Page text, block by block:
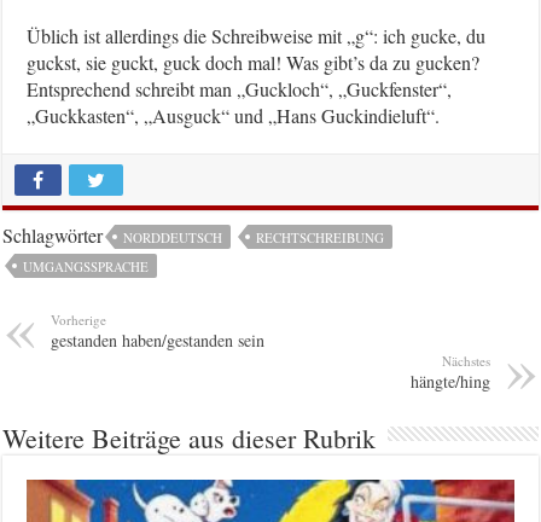
Üblich ist allerdings die Schreibweise mit „g“: ich gucke, du
guckst, sie guckt, guck doch mal! Was gibt’s da zu gucken?
Entsprechend schreibt man „Guckloch“, „Guckfenster“,
„Guckkasten“, „Ausguck“ und „Hans Guckindieluft“.
Schlagwörter NORDDEUTSCH
RECHTSCHREIBUNG
UMGANGSSPRACHE
Vorherige
gestanden haben/gestanden sein
Nächstes
hängte/hing
Weitere Beiträge aus dieser Rubrik